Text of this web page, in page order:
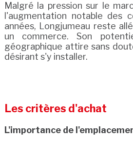
Malgré la pression sur le
l'augmentation notable des
années, Longjumeau reste
un commerce. Son
géographique attire sans
désirant s'y installer.
Les critères d'achat
L'importance de